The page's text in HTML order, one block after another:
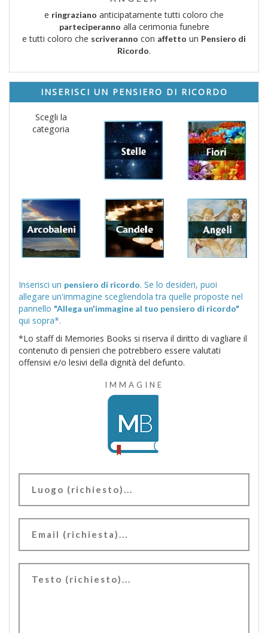
e ringraziano anticipatamente tutti coloro che
parteciperanno alla cerimonia funebre
e tutti coloro che scriveranno con affetto un Pensiero di
Ricordo.
INSERISCI UN PENSIERO DI RICORDO
Scegli la
categoria
Inserisci un pensiero di ricordo. Se lo desideri, puoi
allegare un'immagine scegliendola tra quelle proposte nel
pannello "Allega un'immagine al tuo pensiero di ricordo"
qui sopra*.
*Lo staff di Memories Books si riserva il diritto di vagliare il
contenuto di pensieri che potrebbero essere valutati
offensivi e/o lesivi della dignità del defunto.
IMMAGINE